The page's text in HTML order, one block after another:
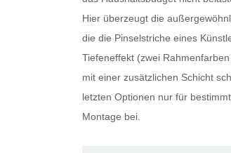
Hier überzeugt die
die die Pinselstriche eines
Tiefeneffekt (zwei
mit einer zusätzlichen Schicht
letzten Optionen nur für
Montage bei.